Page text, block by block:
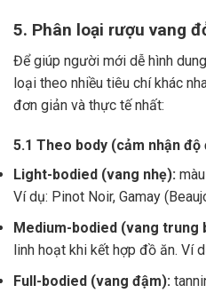
5. Phân loại rượu vang
Để giúp người mới dễ hình
loại theo nhiều tiêu chí khác
đơn giản và thực tế nhất:
5.1 Theo body (cảm nhận độ
Light-bodied (vang nhẹ):
Ví dụ: Pinot Noir, Gamay
Medium-bodied (vang trung
linh hoạt khi kết hợp đồ ăn. Ví
Full-bodied (vang đậm):